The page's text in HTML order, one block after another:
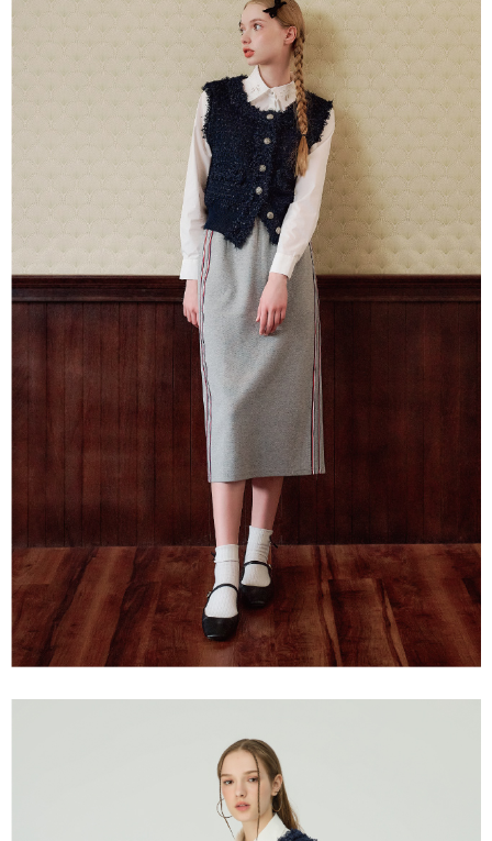
【注意事項】
1.本服務係由「台灣大哥大股份有限公司」（以下簡稱本公司）所提供，讓
用戶於交易時，得透過本服務購買商品或服務，並由商店將買賣／分期付款
買賣價金債權讓與本公司後，依約使用本公司帳單繳交帳款。
2.基於同意付款使用「大哥付你分期」之契約關係目的，商店將以您的個人
資料（包含姓名、電話或地址）提供予台灣大哥大進項蒐集、處理及利用，
由本公司與您本人進行分期帳單所需資料之確認、核對及更正。
3.完整用戶服務條款，請詳閱以下連結：https://oppay.tw/userRule
３．收到繳費通知簡訊後14天內，點擊此簡訊中的連結，可透過四大超商／
ATM／網路銀行／等多元方式進行付款，方視為交易完成。
※ 請注意：結帳手續完成當下不需立刻繳費，但若您需要取消訂單，請聯絡
購買商品的店家。未經商家同意取消之訂單仍視為有效，需透過AFTEE先享
後付繳納相關費用。
※ 交易是否成功請以「AFTEE先享後付 」之結帳頁面顯示為準，若有關於
是否繳費成功／繳費後需取消欲退款等相關疑問，請聯繫「AFTEE先享後付
客戶支援中心」
https://netprotections.freshdesk.com/support/home
１．透過由恩沛科技股份有限公司提供之「AFTEE先享後付」服務完成之交
易，需依本服務之必要範圍內提供個人資料，並將交易相關給付款項請求債
權轉讓予恩沛科技股份有限公司。
２．關於個人資料處理事宜，請瀏覽以下網址：
https://aftee.tw/terms/#terms3
３．未成年的使用者請事先徵得法定代理人或監護人之同意方可使用
「AFTEE先享後付」，若未經同意申辦者引起之損失，本公司不負相關責
４．使用「AFTEE先享後付」時，將依據個別帳號之用戶狀況，依本公司即
時審查核予不同之上限額度；若仍有額度不足之情形，本公司將視審查結果
請求用戶進行身份認證。
５．嚴禁一人註冊多個帳號或使用他人資訊註冊。若發現惡意使用之情形，
恩沛科技股份有限公司將有權停止該用戶之使用額度並採取法律行動。
每筆NT$120，滿NT$2,500(含以上)免運費
付款後萊爾富取貨
每筆NT$120，滿NT$2,500(含以上)免運費
7-11取貨付款
每筆NT$120，滿NT$2,500(含以上)免運費
付款後7-11取貨
每筆NT$120，滿NT$2,500(含以上)免運費
宅配
每筆NT$120，滿NT$2,500(含以上)免運費
宅配離島
每筆NT$120，滿NT$2,500(含以上)免運費